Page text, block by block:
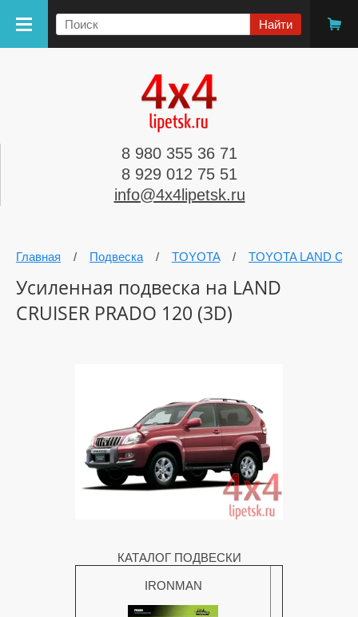
8 980 355 36 71
8 929 012 75 51
info@4x4lipetsk.ru
Главная / Подвеска / TOYOTA/ TOYOTA LAND
Усиленная подвеска на LAND
CRUISER PRADO 120 (3D)
КАТАЛОГ ПОДВЕСКИ
IRONMAN